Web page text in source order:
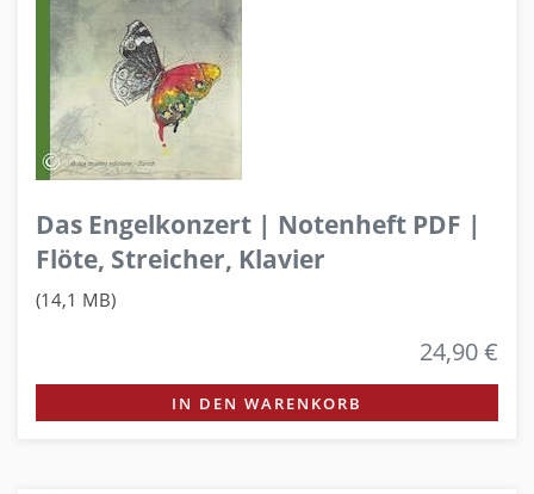
Das Engelkonzert | Notenheft PDF |
Flöte, Streicher, Klavier
(14,1 MB)
24,90 €
IN DEN WARENKORB